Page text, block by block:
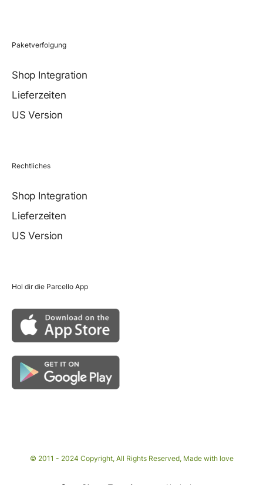
Paketverfolgung
Shop Integration
Lieferzeiten
US Version
Rechtliches
Shop Integration
Lieferzeiten
US Version
Hol dir die Parcello App
© 2011 - 2024 Copyright, All Rights Reserved, Made with love